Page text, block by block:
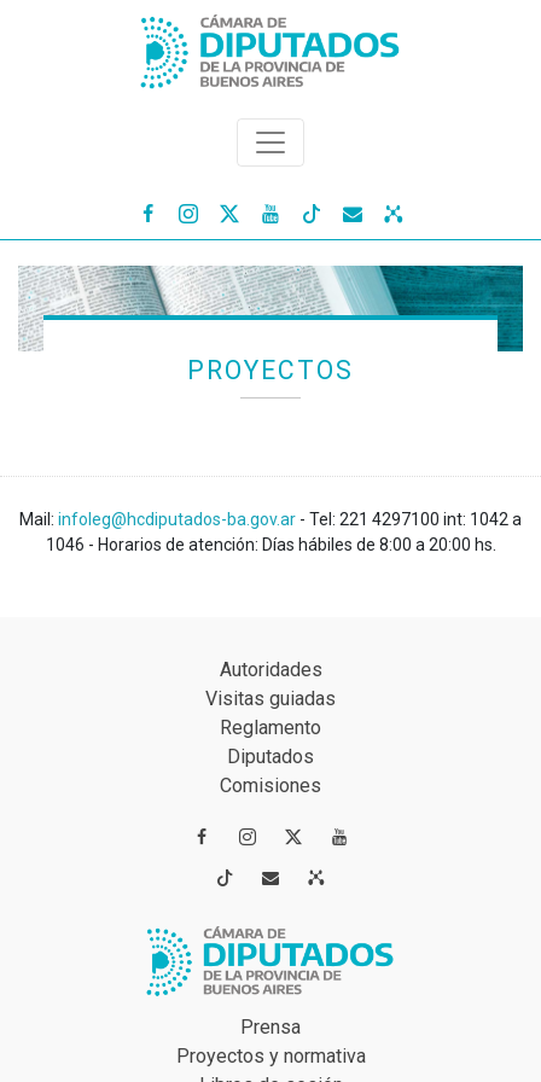
   
PROYECTOS
Mail: infoleg@hcdiputados-ba.gov.ar - Tel: 221 4297100 int: 1042 a
1046 - Horarios de atención: Días hábiles de 8:00 a 20:00 hs.
Autoridades
Visitas guiadas
Reglamento
Diputados
Comisiones
 
 
Prensa
Proyectos y normativa